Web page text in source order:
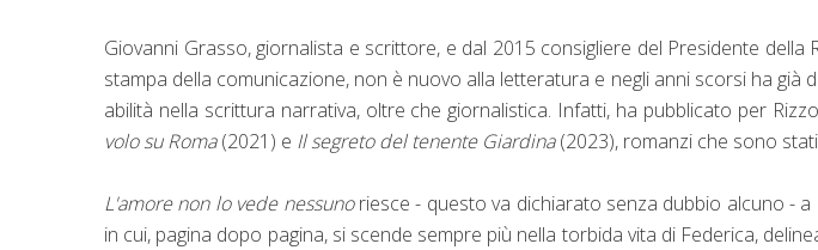
Giovanni Grasso, giornalista e scrittore, e dal 2015 consigliere del Presidente della
stampa della comunicazione, non è nuovo alla letteratura e negli anni scorsi ha già
abilità nella scrittura narrativa, oltre che giornalistica. Infatti, ha pubblicato per
volo su Roma(2021) e Il segreto del tenente Giardina(2023), romanzi che sono
L'amore non lo vede nessunoriesce - questo va dichiarato senza dubbio alcuno -
in cui, pagina dopo pagina, si scende sempre più nella torbida vita di Federica,